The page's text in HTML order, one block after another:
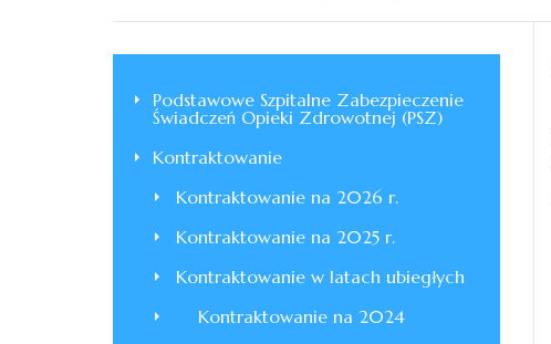
Podstawowe Szpitalne Zabezpieczenie
Świadczeń Opieki Zdrowotnej (PSZ)
Kontraktowanie
Kontraktowanie na 2026 r.
Kontraktowanie na 2025 r.
Kontraktowanie w latach ubiegłych
Kontraktowanie na 2024